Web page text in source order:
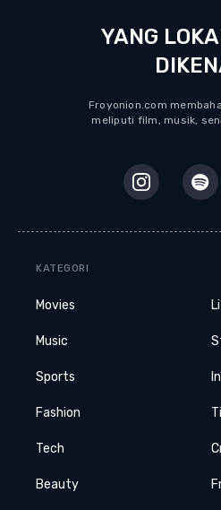
KATEGORI
Movies
Music
Sports
Fashion
Tech
Beauty
YANG
Froyonion.com
meliputi film, musik,